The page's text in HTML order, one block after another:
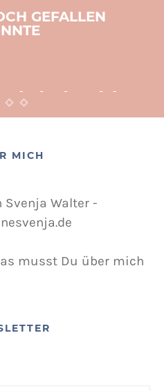
GEFALLEN
leicht
MICH
musst Du über mich